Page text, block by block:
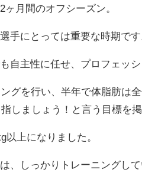
月間のオフシーズン。
手にとっては重要な時期です
自主性に任せ、プロフェッ
グを行い、半年で体脂肪は全
しましょう！と言う目標を掲
以上になりました。
、しっかりトレーニングし